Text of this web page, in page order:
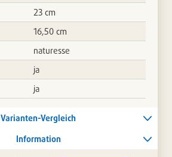
23 cm
16,50 cm
naturesse
ja
ja
Varianten-Vergleich
Information